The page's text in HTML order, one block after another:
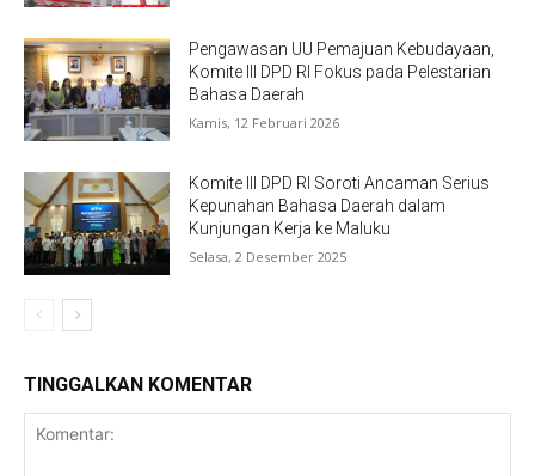
Pengawasan UU Pemajuan Kebudayaan,
Komite III DPD RI Fokus pada Pelestarian
Bahasa Daerah
Kamis, 12 Februari 2026
Komite III DPD RI Soroti Ancaman Serius
Kepunahan Bahasa Daerah dalam
Kunjungan Kerja ke Maluku
Selasa, 2 Desember 2025
TINGGALKAN KOMENTAR